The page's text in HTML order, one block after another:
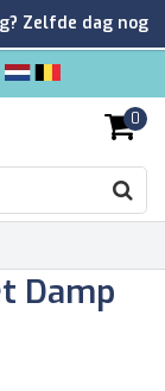
0
Damp
Zelfde dag nog